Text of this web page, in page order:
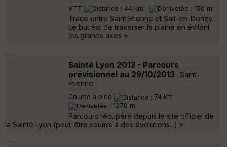
VTT 44 km 150 m
Trace entre Saint Etienne et Salt-en-Donzy.
Le but est de traverser la plaine en évitant
les grands axes »
Sainté Lyon 2013 - Parcours
prévisionnel au 29/10/2013
Saint-
Étienne
Course à pied
74 km
1270 m
Parcours récupéré depuis le site officiel de
la Sainté Lyon (peut-être soumis à des évolutions...) »